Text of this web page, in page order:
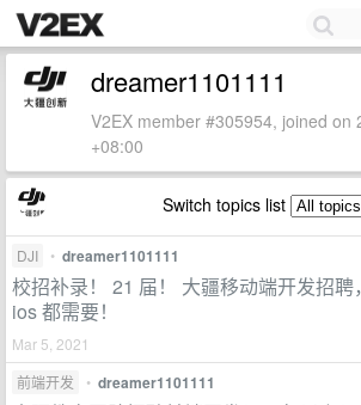
dreamer1101111
V2EX member #305954, joined on
+08:00
Switch topics list
DJI • dreamer1101111
校招补录！ 21 届！ 大疆移动端开发招聘
ios 都需要！
Mar 5, 2021
前端开发
• dreamer1101111